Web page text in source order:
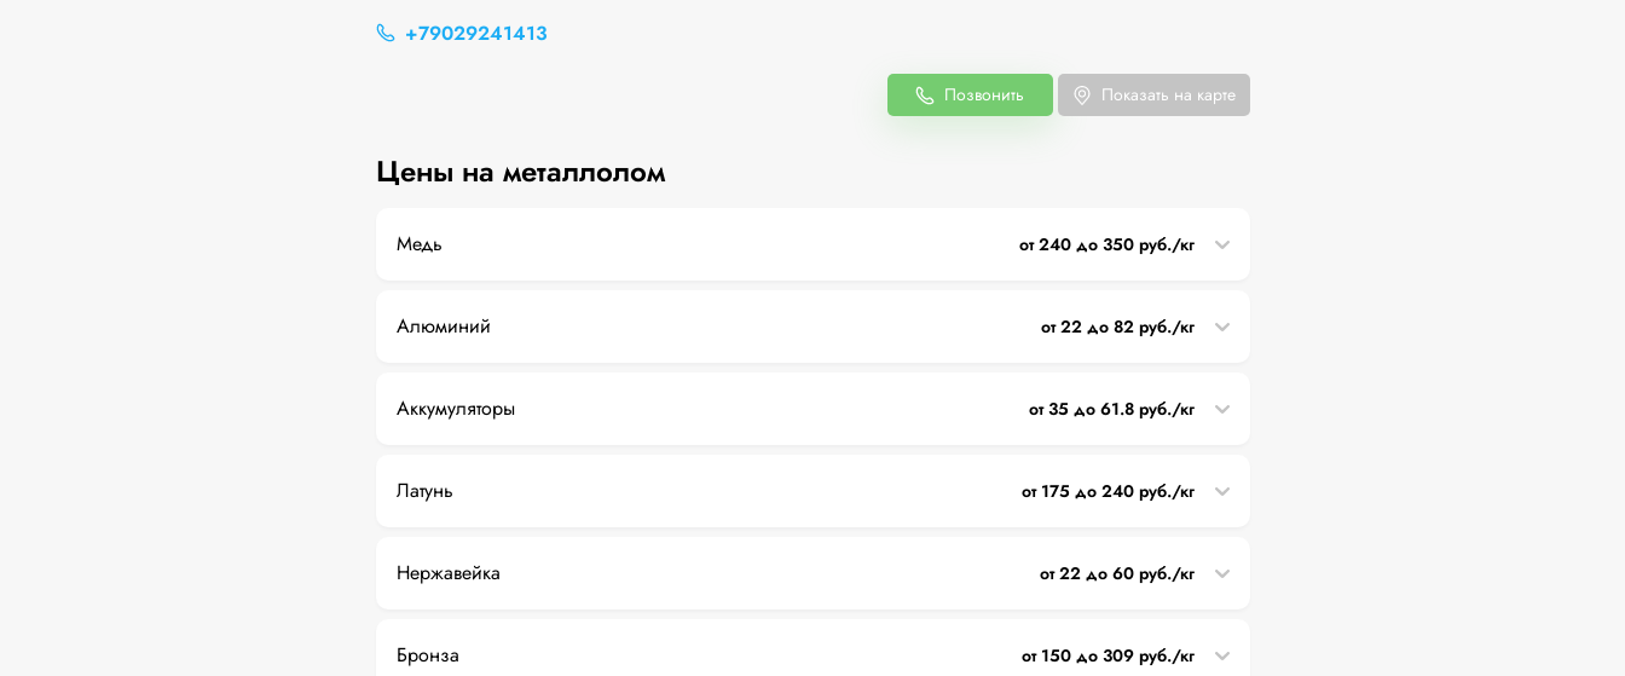
+79029241413
Позвонить Показать на карте
Цены на металлолом
Медь от 240 до 350 руб./кг
Алюминий от 22 до 82 руб./кг
Аккумуляторы от 35 до 61.8 руб./кг
Латунь от 175 до 240 руб./кг
Нержавейка от 22 до 60 руб./кг
Бронза от 150 до 309 руб./кг